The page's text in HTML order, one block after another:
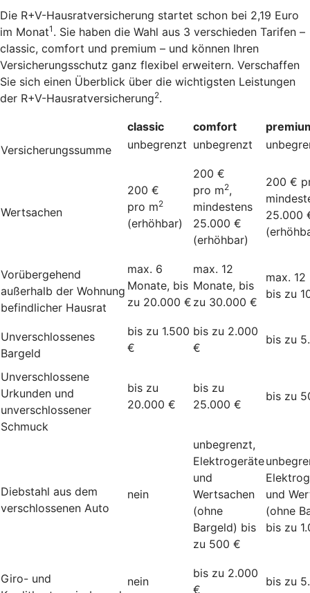
Die R+V-Hausratversicherung startet schon bei 2,19 Euro
im Monat1 . Sie haben die Wahl aus 3 verschieden Tarifen –
classic, comfort und premium – und können Ihren
Versicherungsschutz ganz flexibel erweitern. Verschaffen
Sie sich einen Überblick über die wichtigsten Leistungen
der R+V-Hausratversicherung2.
classic comfort
Versicherungssumme
unbegrenzt unbegrenzt
Wertsachen
200 €
pro m2
(erhöhbar)
200 €
pro m2,
mindestens
25.000 €
(erhöhbar)
200 €
25.000
Vorübergehend
außerhalb der Wohnung
befindlicher Hausrat
max. 6
Monate, bis
zu 20.000 €
max. 12
Monate, bis
zu 30.000 €
max.
bis zu
Unverschlossenes
Bargeld
bis zu 1.500
€
bis zu 2.000
€
bis zu
Unverschlossene
Urkunden und
unverschlossener
Schmuck
bis zu
20.000 €
bis zu
25.000 €
bis zu
Diebstahl aus dem
verschlossenen Auto
nein
unbegrenzt,
Elektrogeräte
und
Wertsachen
(ohne
Bargeld) bis
zu 500 €
und
(ohne
bis zu
Giro- und
nein
bis zu 2.000
€
bis zu